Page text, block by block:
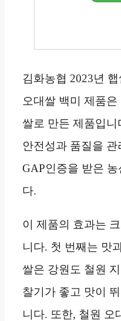
김화농협 2023년
오대쌀 백미 제품
쌀로 만든 제품입니
안전성과 품질을
GAP인증을 받은
다.
이 제품의 효과는
니다. 첫 번째는 맛
쌀은 강원도 철원
찰기가 좋고 맛이
니다. 또한, 철원 오